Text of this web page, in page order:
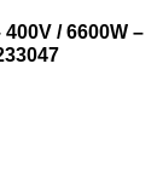
/ 6600W –